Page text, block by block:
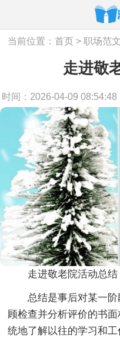
当前位置：首页 >职场范文
走进敬
时间：2026-04-09 08:54:48
走进敬老院活动总结
总结是事后对某一
顾检查并分析评价的书
统地了解以往的学习和